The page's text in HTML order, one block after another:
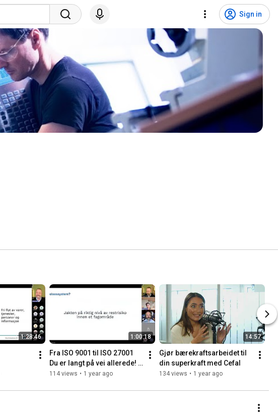
Sign in
1:28:46 1:00:18
Fra ISO 9001 til ISO 27001
Du er langt på vei allerede!
20250218 090216 Meeting
114 views • 1 year ago
14:57
Gjør bærekraftsarbeidet til
din superkraft med Cefal
134 views • 1 year ago